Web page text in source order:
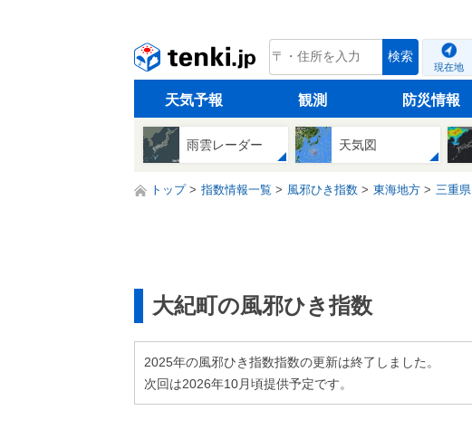
tenki.jp 検索
現在地
天気予報 観測 防災情報
雨雲レーダー 天気図
トップ 指数情報一覧 風邪ひき指数 東海地方 三重県
大紀町の風邪ひき指数
2025年の風邪ひき指数指数の更新は終了しました。
次回は2026年10月頃提供予定です。